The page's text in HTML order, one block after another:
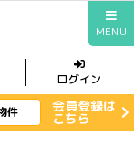
MENU
ログイン
件 会員登録は
こちら